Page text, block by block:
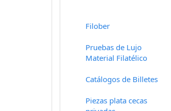
Filober
Pruebas de Lujo
Material Filatélico
Catálogos de Billetes
Piezas plata cecas